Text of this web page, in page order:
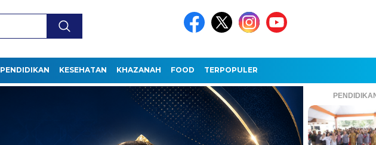
PENDIDIKAN KESEHATAN KHAZANAH FOOD TERPOPULER